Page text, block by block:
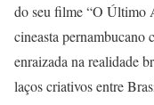
do seu filme “O Último
cineasta pernambucano
enraizada na realidade
laços criativos entre